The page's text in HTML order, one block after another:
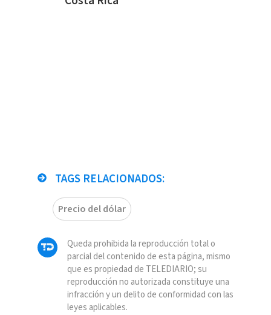
TAGS RELACIONADOS:
Precio del dólar
Queda prohibida la reproducción total o
parcial del contenido de esta página, mismo
que es propiedad de TELEDIARIO; su
reproducción no autorizada constituye una
infracción y un delito de conformidad con las
leyes aplicables.